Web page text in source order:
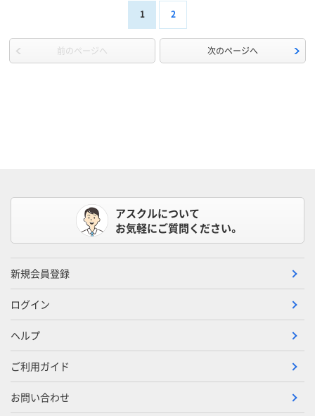
1 2
前のページへ 次のページへ
アスクルについて
お気軽にご質問ください。
新規会員登録
ログイン
ヘルプ
ご利用ガイド
お問い合わせ